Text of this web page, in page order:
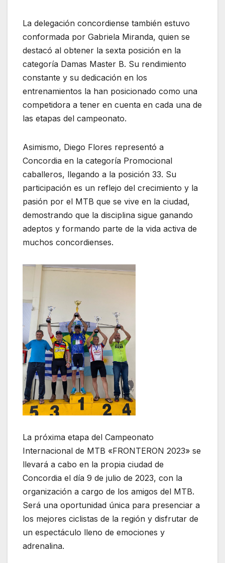
La delegación concordiense también estuvo
conformada por Gabriela Miranda, quien se
destacó al obtener la sexta posición en la
categoría Damas Master B. Su rendimiento
constante y su dedicación en los
entrenamientos la han posicionado como una
competidora a tener en cuenta en cada una de
las etapas del campeonato.
Asimismo, Diego Flores representó a
Concordia en la categoría Promocional
caballeros, llegando a la posición 33. Su
participación es un reflejo del crecimiento y la
pasión por el MTB que se vive en la ciudad,
demostrando que la disciplina sigue ganando
adeptos y formando parte de la vida activa de
muchos concordienses.
La próxima etapa del Campeonato
Internacional de MTB «FRONTERON 2023» se
llevará a cabo en la propia ciudad de
Concordia el día 9 de julio de 2023, con la
organización a cargo de los amigos del MTB.
Será una oportunidad única para presenciar a
los mejores ciclistas de la región y disfrutar de
un espectáculo lleno de emociones y
adrenalina.